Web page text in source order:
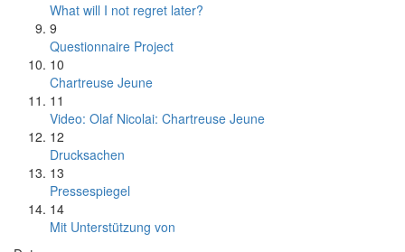
What will I not regret later?
9
Questionnaire Project
10
Chartreuse Jeune
11
Video: Olaf Nicolai: Chartreuse Jeune
12
Drucksachen
13
Pressespiegel
14
Mit Unterstützung von